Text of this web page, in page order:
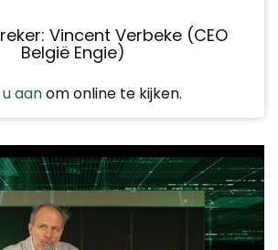
Vincent Verbeke (CEO
België Engie)
aanom online te kijken.